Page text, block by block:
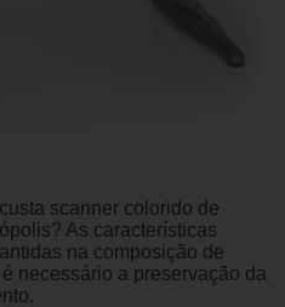
scanner colorido de
As características
na composição de
necessário a preservação da